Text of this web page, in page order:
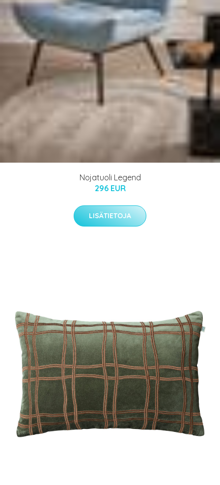
Nojatuoli Legend
296 EUR
LISÄTIETOJA